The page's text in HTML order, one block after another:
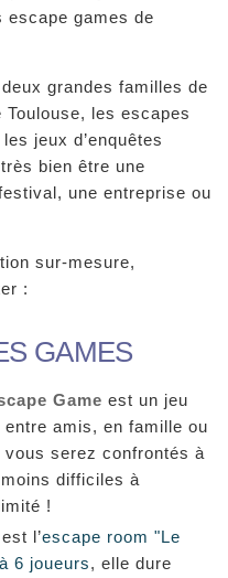
escape games de
grandes familles de
Toulouse, les escapes
jeux d’enquêtes
bien être une
une entreprise ou
sur-mesure,
:
GAMES
Game est un jeu
entre amis, en famille ou
serez confrontés à
difficiles à
!
l’escape room "Le
6 joueurs
, elle dure